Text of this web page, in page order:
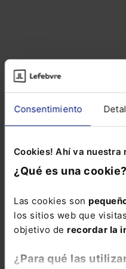
Consentimiento
Cookies! Ahí va nuestra
¿Qué es una cookie?
Las cookies son
los sitios web que
objetivo de recordar la
¿Para qué las